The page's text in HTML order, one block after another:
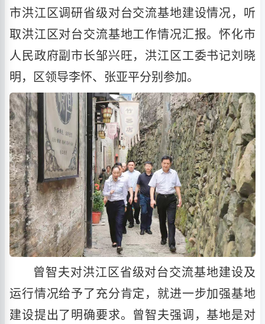
市洪江区调研省级对台交流基地建设情况，听
取洪江区对台交流基地工作情况汇报。怀化市
人民政府副市长邹兴旺，洪江区工委书记刘晓
明，区领导李怀、张亚平分别参加。
曾智夫对洪江区省级对台交流基地建设及
运行情况给予了充分肯定，就进一步加强基地
建设提出了明确要求。曾智夫强调，基地是对